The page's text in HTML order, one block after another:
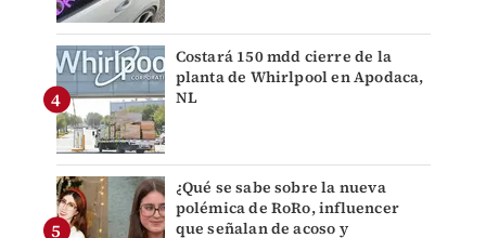
Costará 150 mdd cierre de la
planta de Whirlpool en Apodaca,
NL
¿Qué se sabe sobre la nueva
polémica de RoRo, influencer
que señalan de acoso y